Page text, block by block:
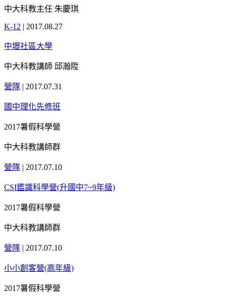
中大科教主任 朱慶琪
K-12 | 2017.08.27
中壢社區大學
中大科教講師 邱瀚陞
營隊 | 2017.07.31
國中理化先修班
2017暑假科學營
中大科教講師群
營隊 | 2017.07.10
CSI鑑識科學營(升國中7~9年級)
2017暑假科學營
中大科教講師群
營隊 | 2017.07.10
小小創客營(高年級)
2017暑假科學營